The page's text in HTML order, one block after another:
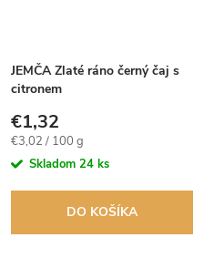
JEMČA Zlaté ráno černý čaj s
citronem
€1,32
Jednotková
cena:
€3,02 / 100 g
Skladom 24 ks
DO KOŠÍKA